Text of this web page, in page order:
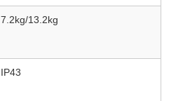
7.2kg/13.2kg
IP43